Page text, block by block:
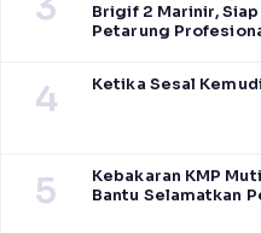
Brigif 2 Marinir,
Petarung
4 Ketika Sesal
5
Kebakaran KMP
Bantu Selamatkan